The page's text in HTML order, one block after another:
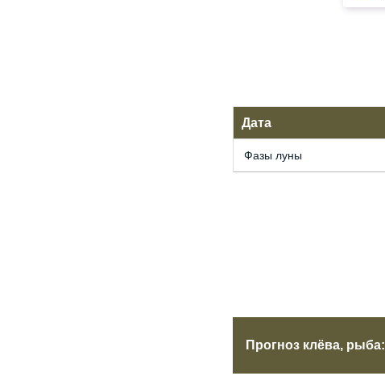
Дата
Фазы луны
Прогноз клёва, рыба: